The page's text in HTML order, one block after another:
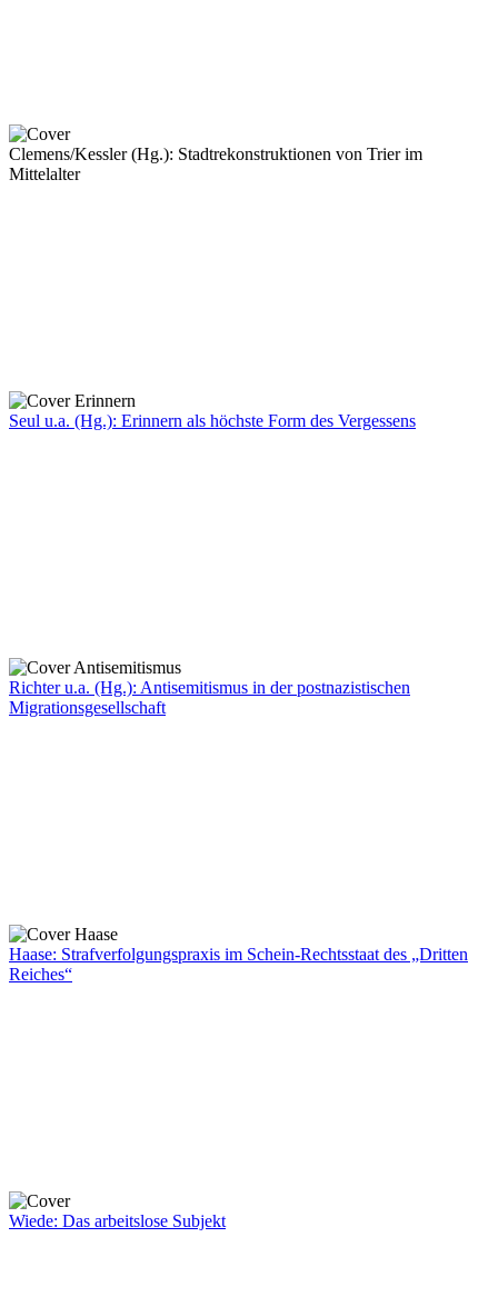
Clemens/Kessler (Hg.): Stadtrekonstruktionen von Trier im
Mittelalter
Seul u.a. (Hg.): Erinnern als höchste Form des Vergessens
Richter u.a. (Hg.): Antisemitismus in der postnazistischen
Migrationsgesellschaft
Haase: Strafverfolgungspraxis im Schein-Rechtsstaat des „Dritten
Reiches“
Wiede: Das arbeitslose Subjekt